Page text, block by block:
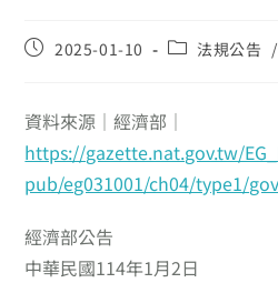
2025-01-10 法規公告 /
資料來源｜經濟部｜
https://gazette.nat.gov.tw/
pub/eg031001/ch04/type1/
經濟部公告
中華民國114年1月2日